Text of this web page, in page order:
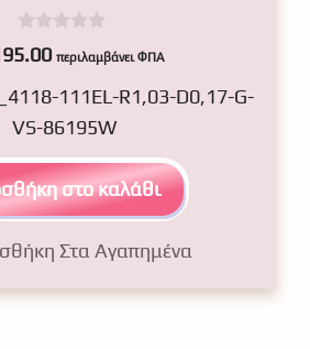
0
o
t
f
περιλαμβάνει ΦΠΑ
111EL-R1,03-D0,17-G-
VS-86195W
στο καλάθι
Στα Αγαπημένα